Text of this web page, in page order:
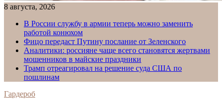
8 августа, 2026
В России службу в армии теперь можно заменить
работой конюхом
Фицо передаст Путину послание от Зеленского
Аналитики: россияне чаще всего становятся жертвами
мошенников в майские праздники
Трамп отреагировал на решение суда США по
пошлинам
Гардероб